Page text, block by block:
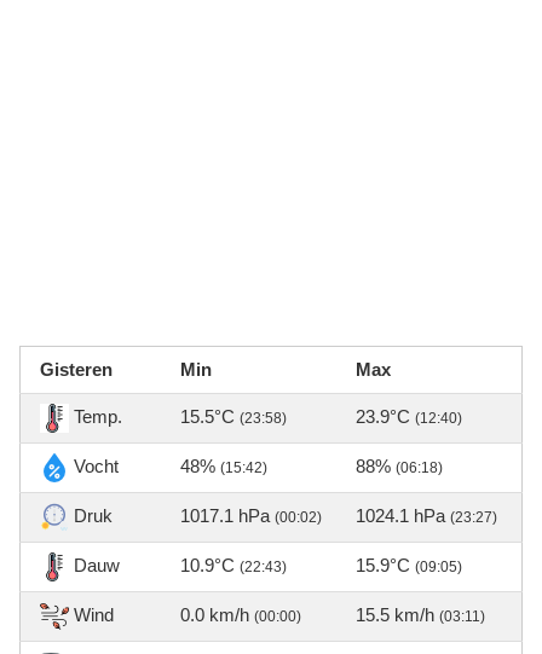
Gisteren Min Max
Temp. 15.5°C (23:58) 23.9°C (12:40)
Vocht 48% (15:42) 88% (06:18)
Druk 1017.1 hPa (00:02) 1024.1 hPa (23:27)
Dauw 10.9°C (22:43) 15.9°C (09:05)
Wind 0.0 km/h (00:00) 15.5 km/h (03:11)